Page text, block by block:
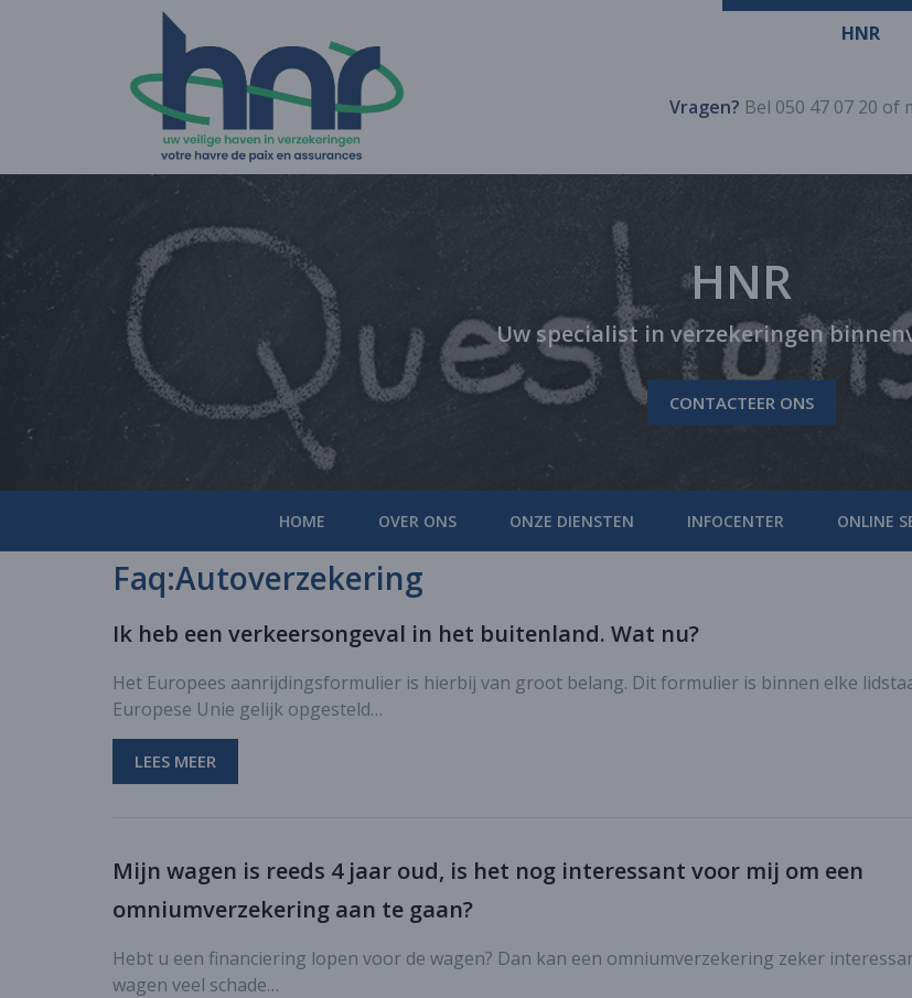
HNR
Vragen? Bel 050 47 07 20 of
HNR
Uw specialist in verzekeringen
CONTACTEER ONS
HOME OVER ONS ONZE DIENSTEN INFOCENTER ONLINE
Faq:Autoverzekering
Ik heb een verkeersongeval in het buitenland. Wat nu?
Het Europees aanrijdingsformulier is hierbij van groot belang. Dit formulier is binnen elke
Europese Unie gelijk opgesteld…
LEES MEER
Mijn wagen is reeds 4 jaar oud, is het nog interessant voor mij om een
omniumverzekering aan te gaan?
Hebt u een financiering lopen voor de wagen? Dan kan een omniumverzekering zeker
wagen veel schade…